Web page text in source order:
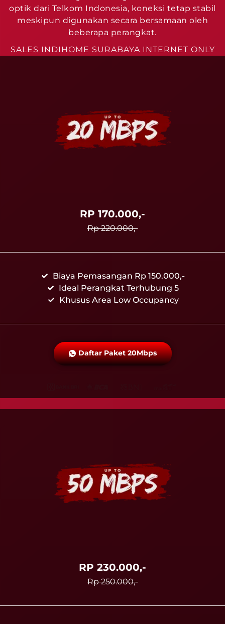
optik dari Telkom Indonesia, koneksi tetap stabil
meskipun digunakan secara bersamaan oleh
beberapa perangkat.
SALES INDIHOME SURABAYA INTERNET ONLY
RP 170.000,-
Rp 220.000,-
Biaya Pemasangan Rp 150.000,-
Ideal Perangkat Terhubung 5
Khusus Area Low Occupancy
Daftar Paket 20Mbps
RP 230.000,-
Rp 250.000,-